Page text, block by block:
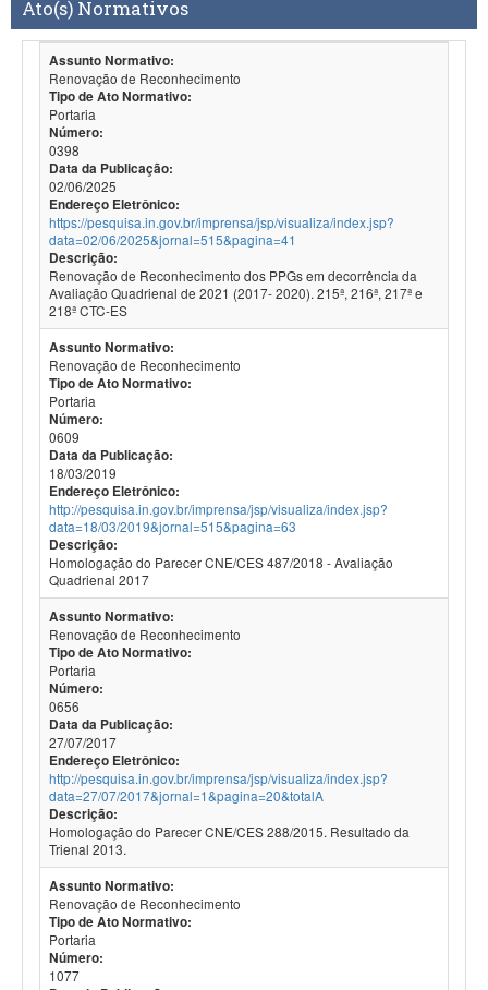
Ato(s) Normativos
Assunto Normativo:
Renovação de Reconhecimento
Tipo de Ato Normativo:
Portaria
Número:
0398
Data da Publicação:
02/06/2025
Endereço Eletrônico:
https://pesquisa.in.gov.br/imprensa/jsp/visualiza/index.jsp?
data=02/06/2025&jornal=515&pagina=41
Descrição:
Renovação de Reconhecimento dos PPGs em decorrência da
Avaliação Quadrienal de 2021 (2017- 2020). 215ª, 216ª, 217ª e
218ª CTC-ES
Assunto Normativo:
Renovação de Reconhecimento
Tipo de Ato Normativo:
Portaria
Número:
0609
Data da Publicação:
18/03/2019
Endereço Eletrônico:
http://pesquisa.in.gov.br/imprensa/jsp/visualiza/index.jsp?
data=18/03/2019&jornal=515&pagina=63
Descrição:
Homologação do Parecer CNE/CES 487/2018 - Avaliação
Quadrienal 2017
Assunto Normativo:
Renovação de Reconhecimento
Tipo de Ato Normativo:
Portaria
Número:
0656
Data da Publicação:
27/07/2017
Endereço Eletrônico:
http://pesquisa.in.gov.br/imprensa/jsp/visualiza/index.jsp?
data=27/07/2017&jornal=1&pagina=20&totalA
Descrição:
Homologação do Parecer CNE/CES 288/2015. Resultado da
Trienal 2013.
Assunto Normativo:
Renovação de Reconhecimento
Tipo de Ato Normativo:
Portaria
Número:
1077